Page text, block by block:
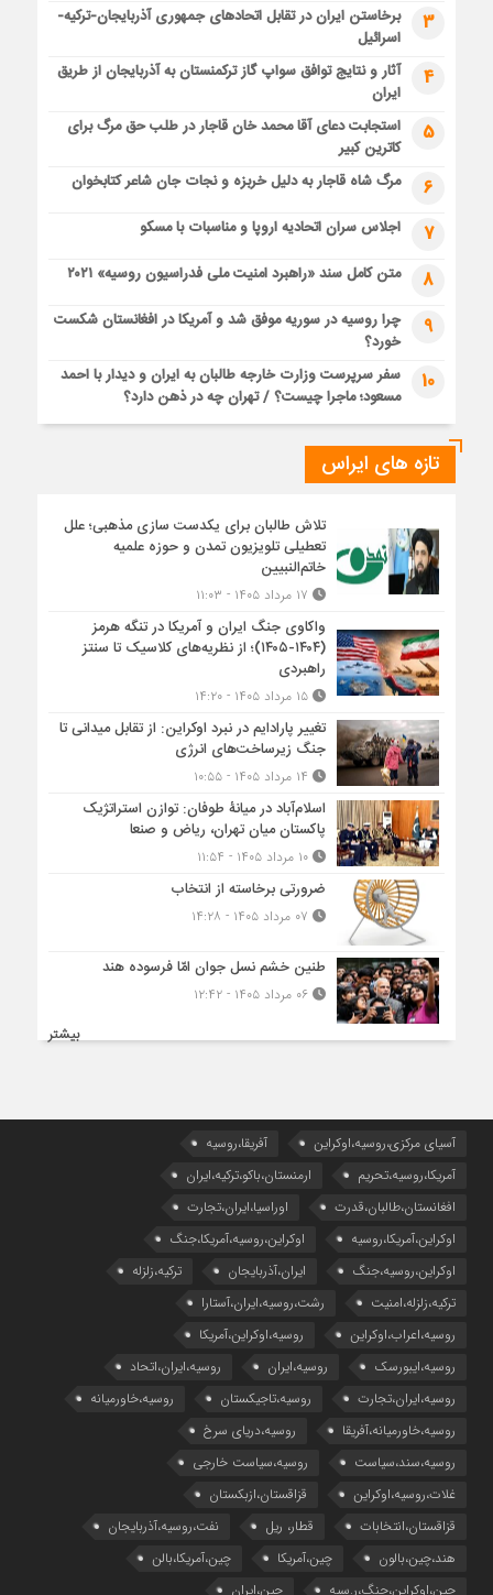
3
برخاستن ایران در تقابل اتحادهای جمهوری آذربایجان-ترکیه-
اسرائیل
4
آثار و نتایج توافق سواپ گاز ترکمنستان به آذربایجان از طریق
ایران
5
استجابت دعای آقا محمد خان قاجار در طلب حق مرگ برای
کاترین کبیر
6 مرگ شاه قاجار به دلیل خربزه و نجات جان شاعر کتابخوان
7 اجلاس سران اتحادیه اروپا و مناسبات با مسکو
8 متن کامل سند «راهبرد امنیت ملی فدراسیون روسیه» ۲۰۲۱
9
چرا روسیه در سوریه موفق شد و آمریکا در افغانستان شکست
خورد؟
10
سفر سرپرست وزارت خارجه طالبان به ایران و دیدار با احمد
مسعود؛ ماجرا چیست؟ / تهران چه در ذهن دارد؟
تازه های ایراس
تلاش طالبان برای یکدست سازی مذهبی؛ علل
تعطیلی تلویزیون تمدن و حوزه علمیه
خاتم‌النبیین
واکاوی جنگ ایران و آمریکا در تنگه هرمز
(۱۴۰۴-۱۴۰۵)؛ از نظریه‌های کلاسیک تا سنتز
راهبردی
۱۵ مرداد ۱۴۰۵ - ۱۴:۲۰
تغییر پارادایم در نبرد اوکراین: از تقابل میدانی تا
جنگ زیرساخت‌های انرژی
اسلام‌آباد در میانۀ طوفان: توازن استراتژیک
پاکستان میان تهران، ریاض و صنعا
۱۰ مرداد ۱۴۰۵ - ۱۱:۵۴
ضرورتی برخاسته از انتخاب
طنین خشم نسل جوان امّا فرسوده هند
۰۶ مرداد ۱۴۰۵ - ۱۲:۴۲
بیشتر
آسیای مرکزی،روسیه،اوکراین
آفریقا،روسیه
آمریکا،روسیه،تحریم
ارمنستان،باکو،ترکیه،ایران
افغانستان،طالبان،قدرت
اوراسیا،ایران،تجارت
اوکراین،آمریکا،روسیه
اوکراین،روسیه،آمریکا،جنگ
اوکراین،روسیه،جنگ
ایران،آذربایجان
ترکیه،زلزله
ترکیه،زلزله،امنیت
رشت،روسیه،ایران،آستارا
روسیه،اعراب،اوکراین
روسیه،اوکراین،آمریکا
روسیه،ایبورسک
روسیه،ایران
روسیه،ایران،اتحاد
روسیه،ایران،تجارت
روسیه،تاجیکستان
روسیه،خاورمیانه
روسیه،خاورمیانه،آفریقا
روسیه،دریای سرخ
روسیه،سند،سیاست
روسیه،سیاست خارجی
غلات،روسیه،اوکراین
قزاقستان،ازبکستان
قزاقستان،انتخابات
قطار، ریل
نفت،روسیه،آذربایجان
هند،چین،بالون
چین،آمریکا
چین،آمریکا،بالن
چین،اوکراین،جنگ،ر.سیه
چین،ایران